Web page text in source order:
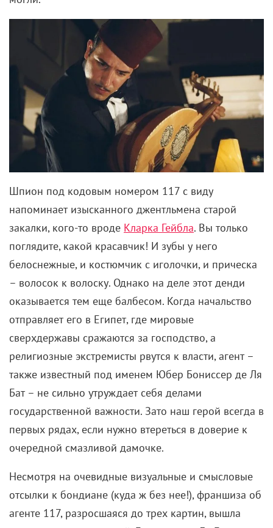
Английскому аристократу Стиду Боннету однажды
опостылела размеренная жизнь с женой и детьми, и
он решил стать пиратом. Обзавелся судном, нанял
команду и пустился бороздить водные просторы
под парусами. Но пират из него оказался так себе –
поскольку он по натуре мягкотелый трусливый
неженка. Какого черта тогда ему вообще взбрело в
голову заделаться разбойником? А вот поди его
На самом деле Стид Боннет – реальный
исторический персонаж. Который также был
аристократом и также ни с того ни с сего
(поговаривают, жена достала) подался в пираты.
Однако мягкотелым трусливым неженкой его не
назвать. Наоборот – бесчинствовал он в полный
рост. И тусовался в компании легендарного
Эдварда Тича по прозвищу Черная Борода.